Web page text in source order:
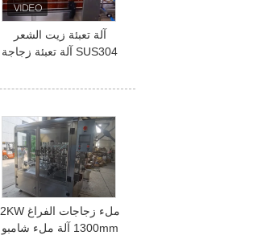
آلة تعبئة زيت الشعر
SUS304 آلة تعبئة زجاجة
ملء زجاجات الفراغ 2KW
1300mm آلة ملء شامبو